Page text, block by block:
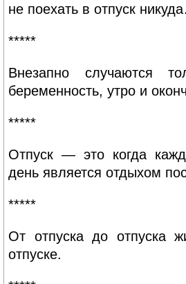
не поехать в отпуск
*****
Внезапно случаются
беременность, утро и
*****
Отпуск — это когда
день является отдыхом
*****
От отпуска до отпуска
отпуске.